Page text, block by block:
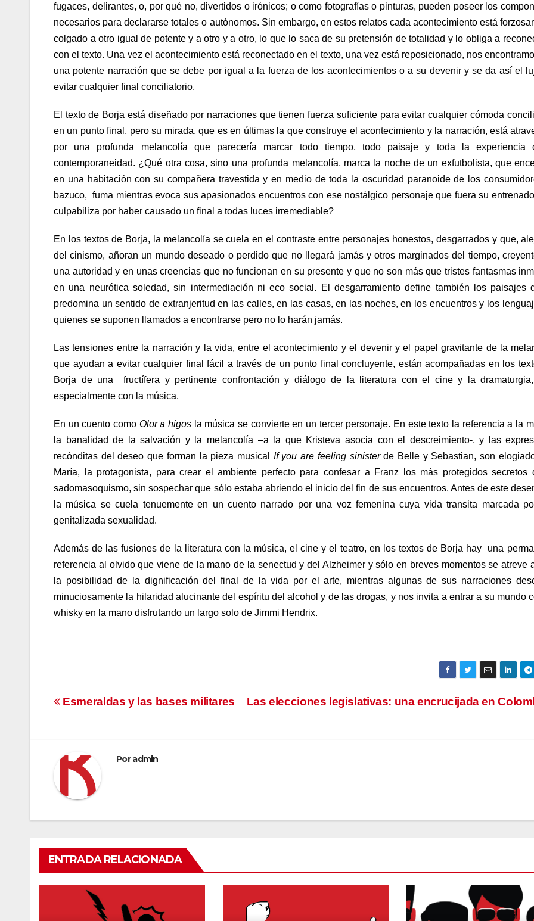
fugaces, delirantes, o, por qué no, divertidos o irónicos; o como fotografías o pinturas, pueden poseer los
necesarios para declararse totales o autónomos. Sin embargo, en estos relatos cada acontecimiento está
colgado a otro igual de potente y a otro y a otro, lo que lo saca de su pretensión de totalidad y lo obliga a
con el texto. Una vez el acontecimiento está reconectado en el texto, una vez está reposicionado, nos
una potente narración que se debe por igual a la fuerza de los acontecimientos o a su devenir y se da así el
evitar cualquier final conciliatorio.
El texto de Borja está diseñado por narraciones que tienen fuerza suficiente para evitar cualquier cómoda
en un punto final, pero su mirada, que es en últimas la que construye el acontecimiento y la narración, está
por una profunda melancolía que parecería marcar todo tiempo, todo paisaje y toda la experiencia
contemporaneidad. ¿Qué otra cosa, sino una profunda melancolía, marca la noche de un exfutbolista, que
en una habitación con su compañera travestida y en medio de toda la oscuridad paranoide de los
bazuco, fuma mientras evoca sus apasionados encuentros con ese nostálgico personaje que fuera su
culpabiliza por haber causado un final a todas luces irremediable?
En los textos de Borja, la melancolía se cuela en el contraste entre personajes honestos, desgarrados y que,
del cinismo, añoran un mundo deseado o perdido que no llegará jamás y otros marginados del tiempo,
una autoridad y en unas creencias que no funcionan en su presente y que no son más que tristes fantasmas
en una neurótica soledad, sin intermediación ni eco social. El desgarramiento define también los paisajes
predomina un sentido de extranjeritud en las calles, en las casas, en las noches, en los encuentros y los
quienes se suponen llamados a encontrarse pero no lo harán jamás.
Las tensiones entre la narración y la vida, entre el acontecimiento y el devenir y el papel gravitante de la
que ayudan a evitar cualquier final fácil a través de un punto final concluyente, están acompañadas en los
Borja de una fructífera y pertinente confrontación y diálogo de la literatura con el cine y la
especialmente con la música.
En un cuento como Olor a higosla música se convierte en un tercer personaje. En este texto la referencia a la
la banalidad de la salvación y la melancolía –a la que Kristeva asocia con el descreimiento-, y las
recónditas del deseo que forman la pieza musical If you are feeling sinisterde Belle y Sebastian, son
María, la protagonista, para crear el ambiente perfecto para confesar a Franz los más protegidos secretos
sadomasoquismo, sin sospechar que sólo estaba abriendo el inicio del fin de sus encuentros. Antes de este
la música se cuela tenuemente en un cuento narrado por una voz femenina cuya vida transita marcada
genitalizada sexualidad.
Además de las fusiones de la literatura con la música, el cine y el teatro, en los textos de Borja hay una
referencia al olvido que viene de la mano de la senectud y del Alzheimer y sólo en breves momentos se atreve
la posibilidad de la dignificación del final de la vida por el arte, mientras algunas de sus narraciones
minuciosamente la hilaridad alucinante del espíritu del alcohol y de las drogas, y nos invita a entrar a su mundo
whisky en la mano disfrutando un largo solo de Jimmi Hendrix.
Navegación
Las elecciones legislativas: una encrucijada en
Esmeraldas y las bases militares
Poradmin
ENTRADA RELACIONADA